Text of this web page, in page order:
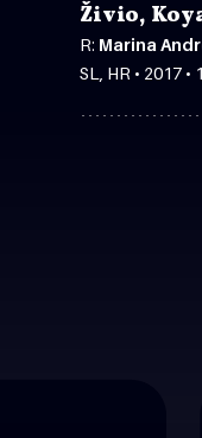
Živio,
R: Marina
SL, HR • 2017